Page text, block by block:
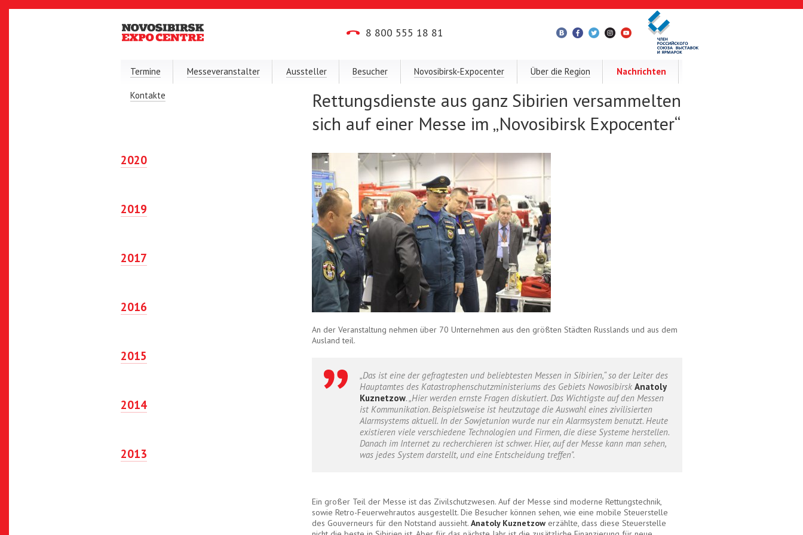
8 800 555 18 81
Termine Messeveranstalter Aussteller Besucher Novosibirsk-Expocenter Über die Region Nachrichten
Kontakte
Rettungsdienste aus ganz Sibirien versammelten
sich auf einer Messe im „Novosibirsk Expocenter“
2020
2019
2017
2016
2015
2014
2013
An der Veranstaltung nehmen über 70 Unternehmen aus den größten Städten Russlands und aus dem
Ausland teil.
„Das ist eine der gefragtesten und beliebtesten Messen in Sibirien,“ so der Leiter des
Hauptamtes des Katastrophenschutzministeriums des Gebiets Nowosibirsk Anatoly
Kuznetzow. „Hier werden ernste Fragen diskutiert. Das Wichtigste auf den Messen
ist Kommunikation. Beispielsweise ist heutzutage die Auswahl eines zivilisierten
Alarmsystems aktuell. In der Sowjetunion wurde nur ein Alarmsystem benutzt. Heute
existieren viele verschiedene Technologien und Firmen, die diese Systeme herstellen.
Danach im Internet zu recherchieren ist schwer. Hier, auf der Messe kann man sehen,
was jedes System darstellt, und eine Entscheidung treffen".
Ein großer Teil der Messe ist das Zivilschutzwesen. Auf der Messe sind moderne Rettungstechnik,
sowie Retro-Feuerwehrautos ausgestellt. Die Besucher können sehen, wie eine mobile Steuerstelle
des Gouverneurs für den Notstand aussieht. Anatoly Kuznetzow erzählte, dass diese Steuerstelle